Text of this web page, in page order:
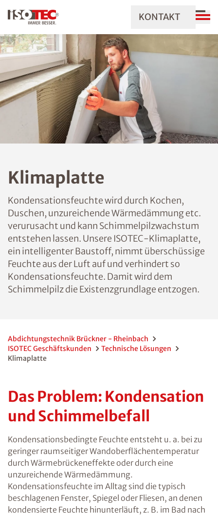
KONTAKT
Klimaplatte
Kondensationsfeuchte wird durch Kochen,
Duschen, unzureichende Wärmedämmung etc.
verurusacht und kann Schimmelpilzwachstum
entstehen lassen. Unsere ISOTEC-Klimaplatte,
ein intelligenter Baustoff, nimmt überschüssige
Feuchte aus der Luft auf und verhindert so
Kondensationsfeuchte. Damit wird dem
Schimmelpilz die Existenzgrundlage entzogen.
Abdichtungstechnik Brückner - Rheinbach
ISOTEC Geschäftskunden
Technische Lösungen
Klimaplatte
Das Problem: Kondensation
und Schimmelbefall
Kondensationsbedingte Feuchte entsteht u. a. bei zu
geringer raumseitiger Wandoberflächentemperatur
durch Wärmebrückeneffekte oder durch eine
unzureichende Wärmedämmung.
Kondensationsfeuchte im Alltag sind die typisch
beschlagenen Fenster, Spiegel oder Fliesen, an denen
kondensierte Feuchte hinunterläuft, z. B. im Bad nach